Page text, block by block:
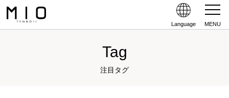
Language MENU
Tag
注目タグ